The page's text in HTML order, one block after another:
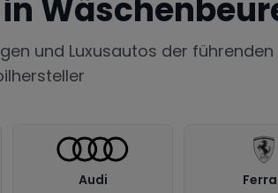
und Luxusautos der führenden
Audi